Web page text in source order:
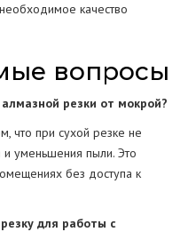
качество
вопросы
резки от мокрой?
что при сухой резке не
и уменьшения пыли. Это
без доступа к
для работы с